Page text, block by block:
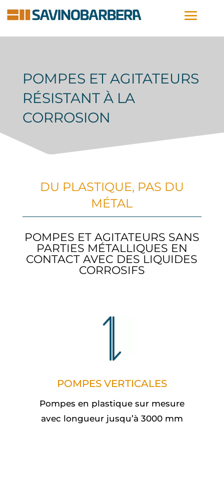
POMPES ET AGITATEURS
RÉSISTANT À LA
CORROSION
DU PLASTIQUE, PAS DU
MÉTAL
POMPES ET AGITATEURS SANS
PARTIES MÉTALLIQUES EN
CONTACT AVEC DES LIQUIDES
CORROSIFS
POMPES VERTICALES
Pompes en plastique sur mesure
avec longueur jusqu’à 3000 mm